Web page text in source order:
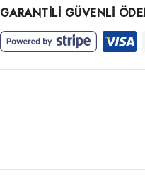
GARANTİLİ GÜVENLİ